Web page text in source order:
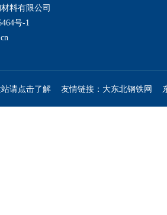
材料有限公司
号-1
请点击了解 友情链接： 大东北钢铁网